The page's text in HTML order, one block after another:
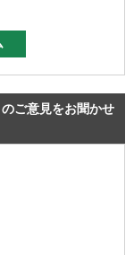
ご意見をお聞かせ